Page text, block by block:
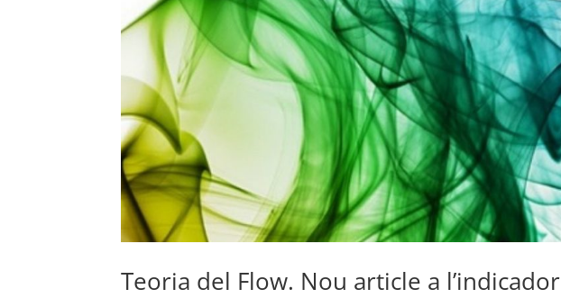
Teoria del Flow. Nou article a l’indicador